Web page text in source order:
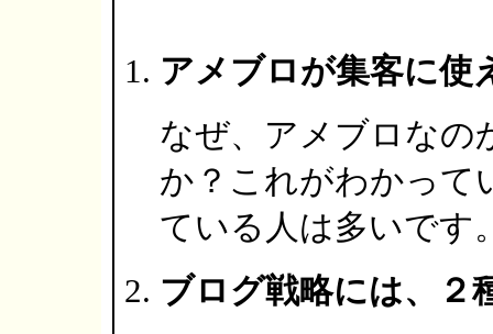
アメブロが集客に使
なぜ、アメブロなの
か？これがわかって
ている人は多いです
ブログ戦略には、２